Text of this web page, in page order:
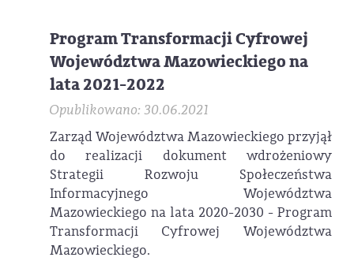
Program Transformacji Cyfrowej
Województwa Mazowieckiego na
lata 2021-2022
Opublikowano: 30.06.2021
Zarząd Województwa Mazowieckiego przyjął
do realizacji dokument wdrożeniowy
Strategii Rozwoju Społeczeństwa
Informacyjnego Województwa
Mazowieckiego na lata 2020-2030 - Program
Transformacji Cyfrowej Województwa
Mazowieckiego.